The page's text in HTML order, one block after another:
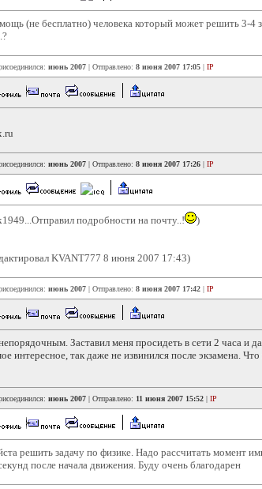
(не бесплатно) человека который может решить 3-4
июнь 2007 | Отправлено: 8 июня 2007 17:05 | IP
июнь 2007 | Отправлено: 8 июня 2007 17:26 | IP
подробности на почту..! )
KVANT777 8 июня 2007 17:43)
июнь 2007 | Отправлено: 8 июня 2007 17:42 | IP
Заставил меня просидеть в сети 2 часа и
интересное, так даже не извинился после экзамена.
июнь 2007 | Отправлено: 11 июня 2007 15:52 | IP
решить задачу по физике. Надо рассчитать момент
после начала движения. Буду очень благодарен